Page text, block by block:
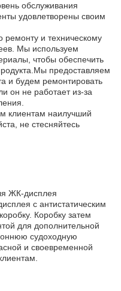
обслуживания
удовлетворены своим
ремонту и техническому
Мы используем
чтобы обеспечить
предоставляем
и будем ремонтировать
он не работает из-за
клиентам наилучший
не стесняйтесь
ЖК-дисплея
с антистатическим
Коробку затем
для дополнительной
судоходную
и своевременной